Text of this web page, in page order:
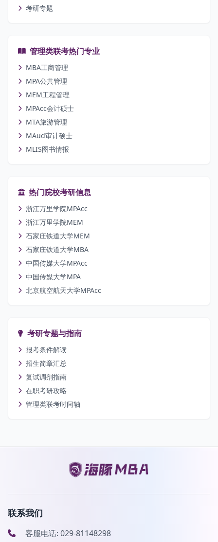
考研专题
管理类联考热门专业
MBA工商管理
MPA公共管理
MEM工程管理
MPAcc会计硕士
MTA旅游管理
MAud审计硕士
MLIS图书情报
热门院校考研信息
浙江万里学院MPAcc
浙江万里学院MEM
石家庄铁道大学MEM
石家庄铁道大学MBA
中国传媒大学MPAcc
中国传媒大学MPA
北京航空航天大学MPAcc
考研专题与指南
报考条件解读
招生简章汇总
复试调剂指南
在职考研攻略
管理类联考时间轴
联系我们
客服电话: 029-81148298